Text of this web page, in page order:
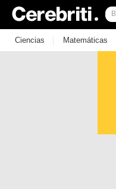
Ciencias | Matemáticas